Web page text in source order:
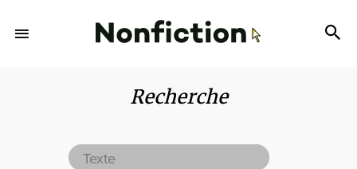
Recherche